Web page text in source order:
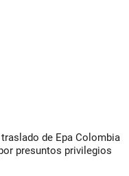
de Epa Colombia
presuntos privilegios